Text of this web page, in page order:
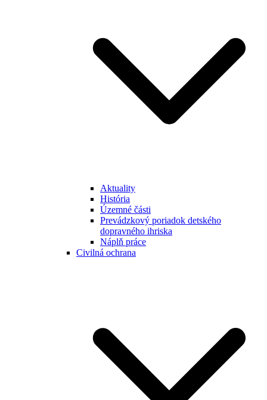
Aktuality
História
Územné části
Prevádzkový poriadok detského
dopravného ihriska
Náplň práce
Civilná ochrana